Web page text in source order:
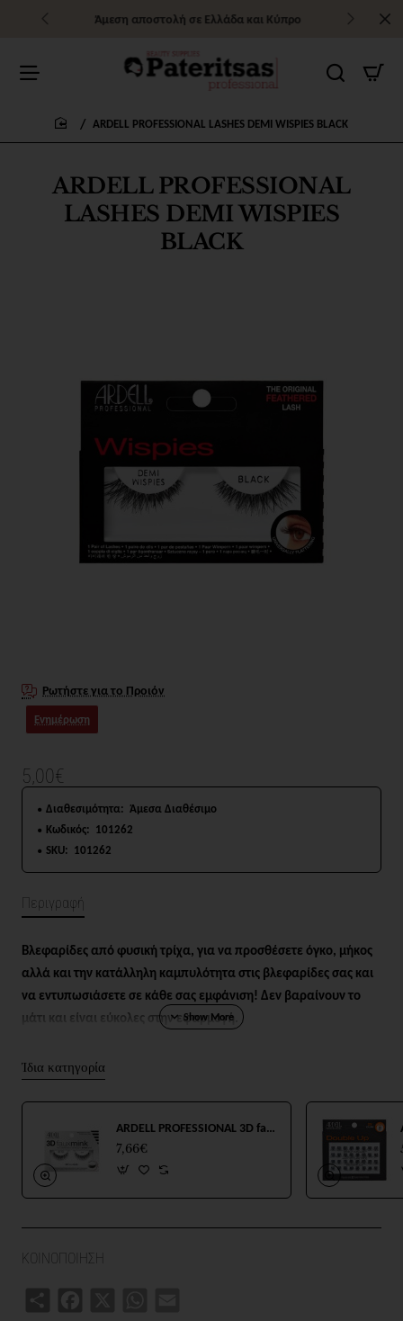
Άμεση αποστολή σε Ελλάδα και Κύπρο
ARDELL PROFESSIONAL
LASHES DEMI WISPIES
BLACK
ARDELL PROFESSIONAL LASHES DEMI WISPIES BLACK
Ρωτήστε για το Προιόν
Ενημέρωση
5,00€
Διαθεσιμότητα: Άμεσα Διαθέσιμο
Κωδικός: 101262
SKU: 101262
Περιγραφή
Βλεφαρίδες από φυσική τρίχα, για να προσθέσετε όγκο, μήκος
αλλά και την κατάλληλη καμπυλότητα στις βλεφαρίδες σας και
να εντυπωσιάσετε σε κάθε σας εμφάνιση! Δεν βαραίνουν το
μάτι και είναι εύκολες στην εφαρμογή.
Ίδια κατηγορία
ARDELL PROFESSIONAL 3D fauxmink Lashes
7,66€
ΚΟΙΝΟΠΟΙΗΣΗ